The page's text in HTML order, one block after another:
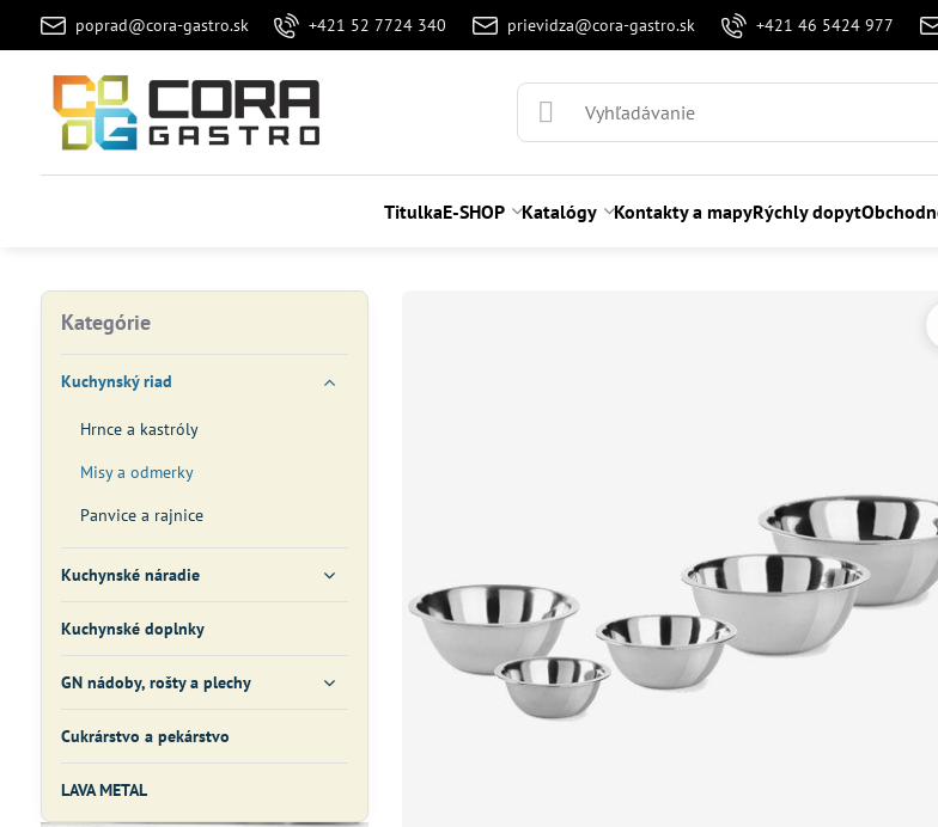
poprad@cora-gastro.sk +421 52 7724 340 prievidza@cora-gastro.sk +421 46 5424 977
TitulkaE-SHOP Katalógy Kontakty a mapyRýchly dopyt
Kategórie
Kuchynský riad
Hrnce a kastróly
Misy a odmerky
Panvice a rajnice
Kuchynské náradie
Kuchynské doplnky
GN nádoby, rošty a plechy
Cukrárstvo a pekárstvo
LAVA METAL